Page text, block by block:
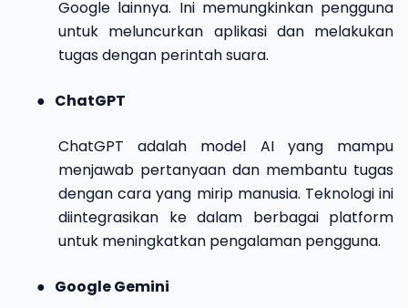
Google lainnya. Ini memungkinkan pengguna
untuk meluncurkan aplikasi dan melakukan
tugas dengan perintah suara.
● ChatGPT
ChatGPT adalah model AI yang mampu
menjawab pertanyaan dan membantu tugas
dengan cara yang mirip manusia. Teknologi ini
diintegrasikan ke dalam berbagai platform
untuk meningkatkan pengalaman pengguna.
● Google Gemini